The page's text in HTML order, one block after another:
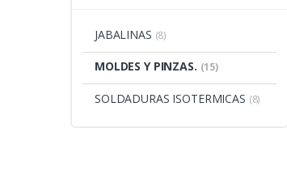
JABALINAS (8)
MOLDES Y PINZAS. (15)
SOLDADURAS ISOTERMICAS (8)